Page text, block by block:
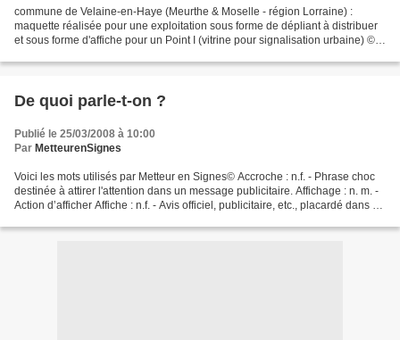
commune de Velaine-en-Haye (Meurthe & Moselle - région Lorraine) :
maquette réalisée pour une exploitation sous forme de dépliant à distribuer
et sous forme d'affiche pour un Point I (vitrine pour signalisation urbaine) ©
De quoi parle-t-on ?
Publié le 25/03/2008 à 10:00
Par MetteurenSignes
Voici les mots utilisés par Metteur en Signes© Accroche : n.f. - Phrase choc
destinée à attirer l'attention dans un message publicitaire. Affichage : n. m. -
Action d’afficher Affiche : n.f. - Avis officiel, publicitaire, etc., placardé dans un